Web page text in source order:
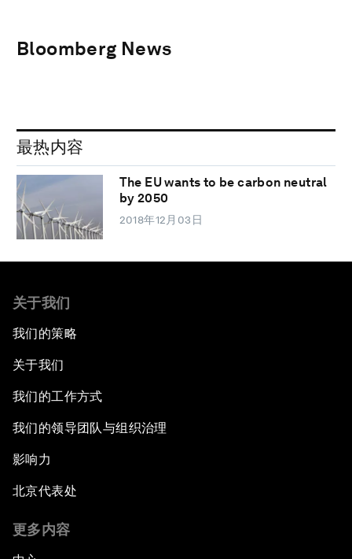
Bloomberg News
最热内容
The EU wants to be carbon neutral
by 2050
2018年12月03日
关于我们
我们的策略
关于我们
我们的工作方式
我们的领导团队与组织治理
影响力
北京代表处
更多内容